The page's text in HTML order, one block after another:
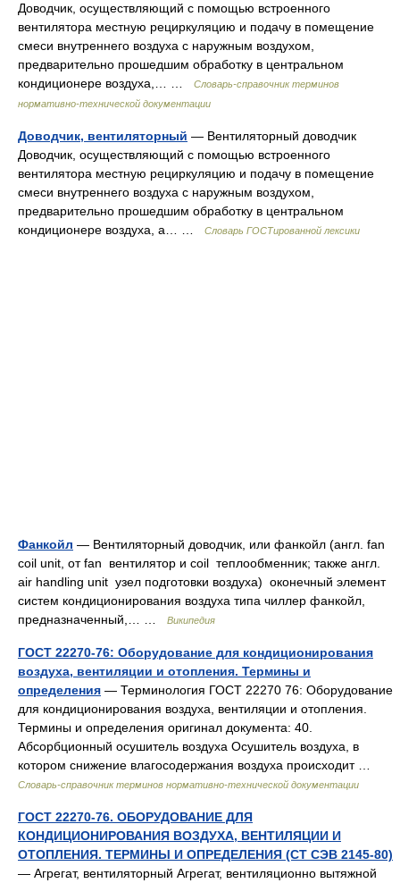
Доводчик, осуществляющий с помощью встроенного
вентилятора местную рециркуляцию и подачу в помещение
смеси внутреннего воздуха с наружным воздухом,
предварительно прошедшим обработку в центральном
кондиционере воздуха,… …
Словарь-справочник терминов
нормативно-технической документации
Доводчик, вентиляторный — Вентиляторный доводчик
Доводчик, осуществляющий с помощью встроенного
вентилятора местную рециркуляцию и подачу в помещение
смеси внутреннего воздуха с наружным воздухом,
предварительно прошедшим обработку в центральном
кондиционере воздуха, а… …
Словарь ГОСТированной лексики
Фанкойл — Вентиляторный доводчик, или фанкойл (англ. fan
coil unit, от fan вентилятор и coil теплообменник; также англ.
air handling unit узел подготовки воздуха) оконечный элемент
систем кондиционирования воздуха типа чиллер фанкойл,
предназначенный,… …
Википедия
ГОСТ 22270-76: Оборудование для кондиционирования
воздуха, вентиляции и отопления. Термины и
определения — Терминология ГОСТ 22270 76: Оборудование
для кондиционирования воздуха, вентиляции и отопления.
Термины и определения оригинал документа: 40.
Абсорбционный осушитель воздуха Осушитель воздуха, в
котором снижение влагосодержания воздуха происходит …
Словарь-справочник терминов нормативно-технической документации
ГОСТ 22270-76. ОБОРУДОВАНИЕ ДЛЯ
КОНДИЦИОНИРОВАНИЯ ВОЗДУХА, ВЕНТИЛЯЦИИ И
ОТОПЛЕНИЯ. ТЕРМИНЫ И ОПРЕДЕЛЕНИЯ (СТ СЭВ 2145-80)
— Агрегат, вентиляторный Агрегат, вентиляционно вытяжной